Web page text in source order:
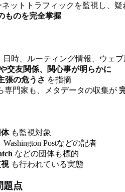
ネットトラフィックを監視し、
ものを完全掌握
日時、ルーティング情報、ウェ
交友関係、関心事が明らかに
張の危うさ を指摘
専門家も、メタデータの収集が
も監視対象
Postなどの記者
などの団体も標的
も行われている実態
題点